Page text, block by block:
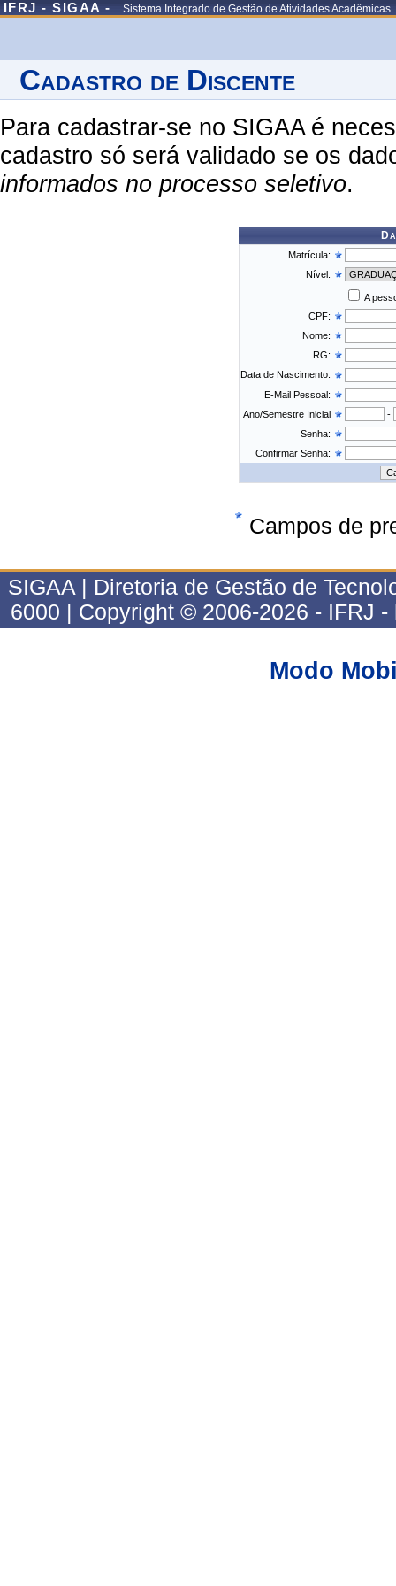
IFRJ - SIGAA - Sistema Integrado de Gestão de Atividades Acadêmicas
Cadastro de Discente
Para cadastrar-se no SIGAA é
cadastro só será validado se os
informados no processo seletivo.
Matrícula:
Nível:
A
CPF:
Nome:
RG:
Data de Nascimento:
E-Mail Pessoal:
Ano/Semestre Inicial
-
Senha:
Confirmar Senha:
Campos de
SIGAA | Diretoria de Gestão de
6000 | Copyright © 2006-2026 - IFRJ
Modo